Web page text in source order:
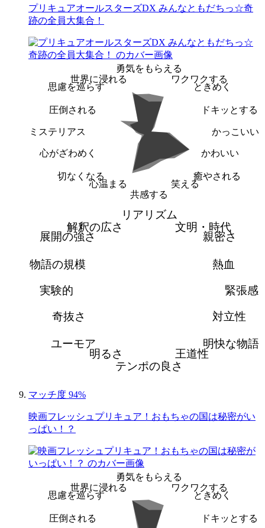
プリキュアオールスターズDX みんなともだちっ☆奇
跡の全員大集合！
勇気をもらえる
ワクワクする
ときめく
ドキッとする
かっこいい
かわいい
癒やされる
笑える
共感する
心温まる
切なくなる
心がざわめく
ミステリアス
圧倒される
思慮を巡らす
世界に浸れる
リアリズム
文明・時代
親密さ
熱血
緊張感
対立性
明快な物語
王道性
テンポの良さ
明るさ
ユーモア
奇抜さ
実験的
物語の規模
展開の強さ
解釈の広さ
マッチ度 94%
映画フレッシュプリキュア！おもちゃの国は秘密がい
っぱい！？
勇気をもらえる
ワクワクする
ときめく
ドキッとする
圧倒される
思慮を巡らす
世界に浸れる